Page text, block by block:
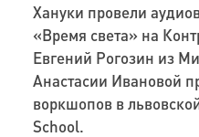
Хануки провели
«Время света» на
Евгений Рогозин из
Анастасии Ивановой
воркшопов в
School.